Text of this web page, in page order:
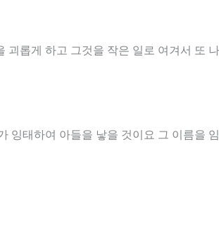
괴롭게 하고 그것을 작은 일로 여겨서 또
잉태하여 아들을 낳을 것이요 그 이름을